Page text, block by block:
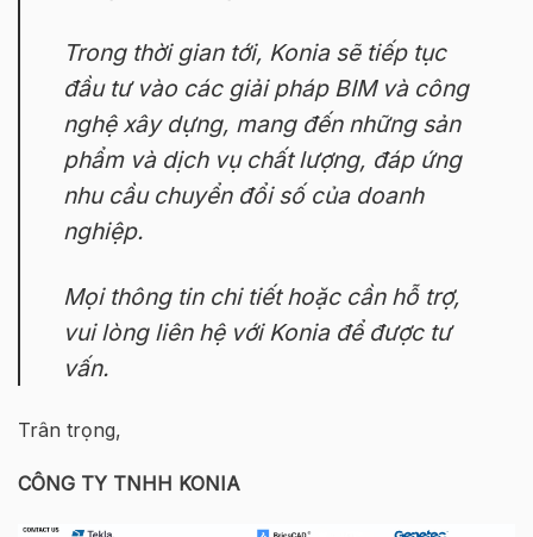
Trong thời gian tới, Konia sẽ tiếp tục
đầu tư vào các giải pháp BIM và công
nghệ xây dựng, mang đến những sản
phẩm và dịch vụ chất lượng, đáp ứng
nhu cầu chuyển đổi số của doanh
nghiệp.
Mọi thông tin chi tiết hoặc cần hỗ trợ,
vui lòng liên hệ với Konia để được tư
vấn.
Trân trọng,
CÔNG TY TNHH KONIA